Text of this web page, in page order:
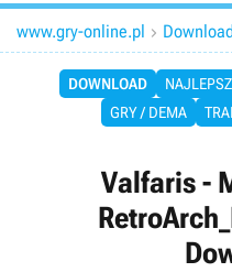
www.gry-online.pl 
DOWNLOAD
GRY / DEMA
Valfaris -